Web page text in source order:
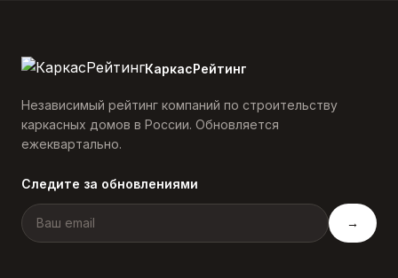
КаркасРейтинг
Независимый рейтинг компаний по строительству
каркасных домов в России. Обновляется
ежеквартально.
Следите за обновлениями
→